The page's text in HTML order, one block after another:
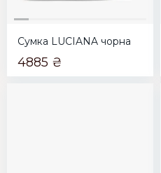
Сумка LUCIANA чорна
4885 ₴